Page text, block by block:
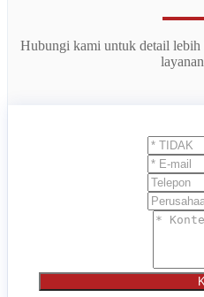
Hubungi kami untuk detail lebih